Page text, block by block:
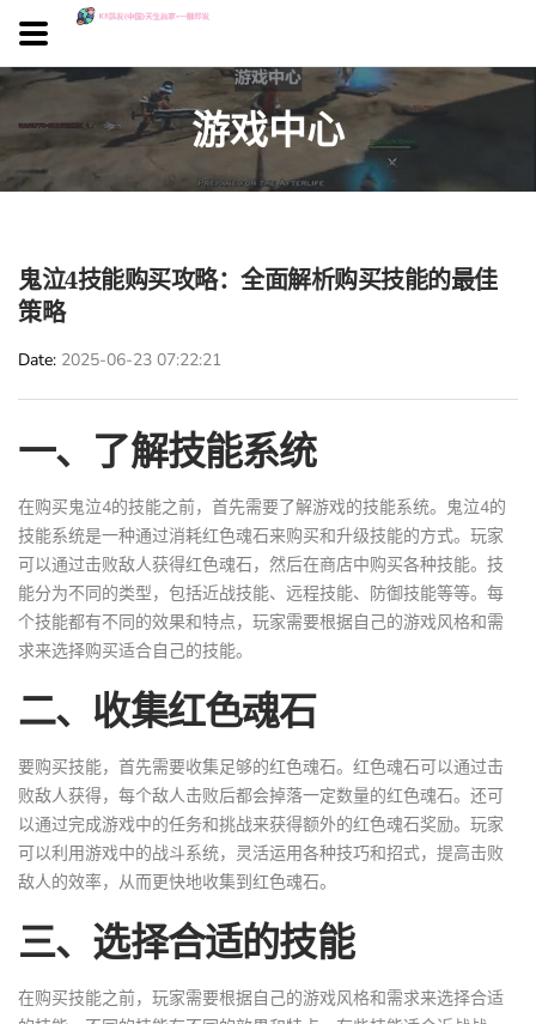
游戏中心
鬼泣4技能购买攻略：全面解析购买技能的最佳
策略
Date 2025-06-23 07:22:21
一、了解技能系统
在购买鬼泣4的技能之前，首先需要了解游戏的技能系统。鬼泣4的
技能系统是一种通过消耗红色魂石来购买和升级技能的方式。玩家
可以通过击败敌人获得红色魂石，然后在商店中购买各种技能。技
能分为不同的类型，包括近战技能、远程技能、防御技能等等。每
个技能都有不同的效果和特点，玩家需要根据自己的游戏风格和需
求来选择购买适合自己的技能。
二、收集红色魂石
要购买技能，首先需要收集足够的红色魂石。红色魂石可以通过击
败敌人获得，每个敌人击败后都会掉落一定数量的红色魂石。还可
以通过完成游戏中的任务和挑战来获得额外的红色魂石奖励。玩家
可以利用游戏中的战斗系统，灵活运用各种技巧和招式，提高击败
敌人的效率，从而更快地收集到红色魂石。
三、选择合适的技能
在购买技能之前，玩家需要根据自己的游戏风格和需求来选择合适